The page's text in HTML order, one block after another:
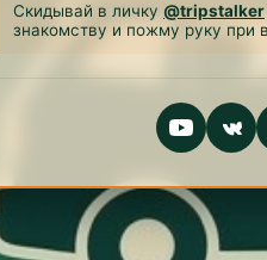
Скидывай в личку @tripstalker
знакомству и пожму руку при